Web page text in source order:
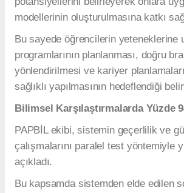
modellerinin oluşturulmasına katkı
Bu sayede öğrencilerin yeteneklerine
programlarının planlanması, doğru
yönlendirilmesi ve kariyer
sağlıklı yapılmasının hedeflendiği
Bilimsel Karşılaştırmalarda Yüzde
PAPBİL ekibi, sistemin geçerlilik ve
çalışmalarını paralel test yöntemiyle
açıkladı.
Bu kapsamda sistemden elde edilen